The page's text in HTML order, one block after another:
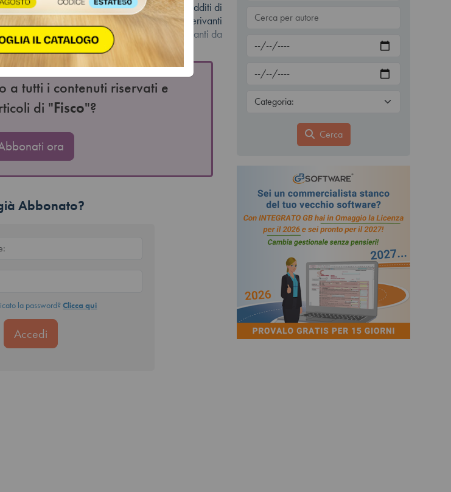
ritenute operate nel mese precedente su: redditi di
di lavoro dipendente, compresi quelli derivanti
di lavoro autonomo;redditi derivanti da
a tutti i contenuti riservati e
di "Fisco"?
ora
Abbonato?
la password?Clicca qui
Cerca